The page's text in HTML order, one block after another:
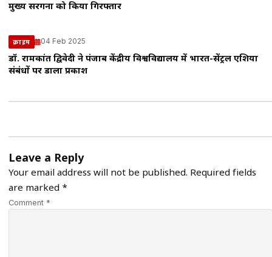
मुख्य सरगना को किया गिरफ्तार
क्राइम 04 Feb 2025
डॉ. रामकांत द्विवेदी ने पंजाब केंद्रीय विश्वविद्यालय में भारत-सेंट्रल एशिया
संबंधों पर डाला प्रकाश
Leave a Reply
Your email address will not be published. Required fields
are marked *
Comment *